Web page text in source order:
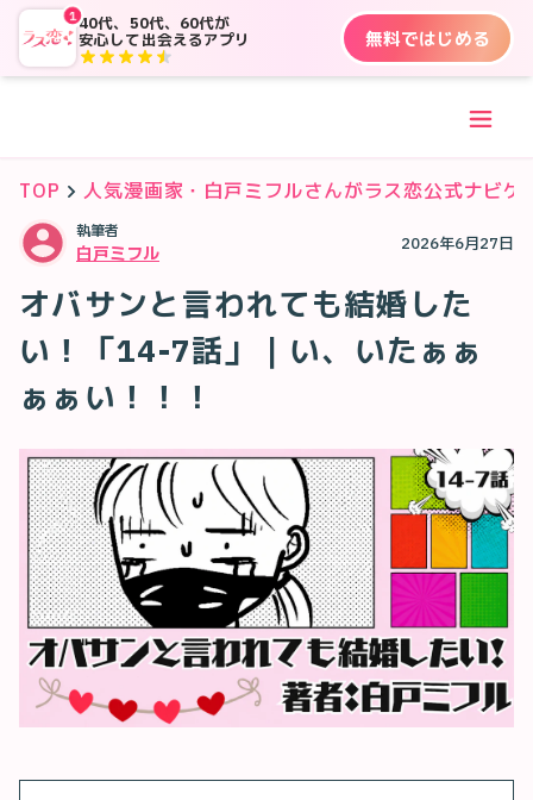
140代、50代、60代が
安心して出会えるアプリ
無料ではじめる
TOP 人気漫画家・白戸ミフルさんがラス恋公式ナビ
執筆者
白戸ミフル 2026年6月27日
オバサンと言われても結婚した
い！「14-7話」｜い、いたぁぁ
ぁぁい！！！